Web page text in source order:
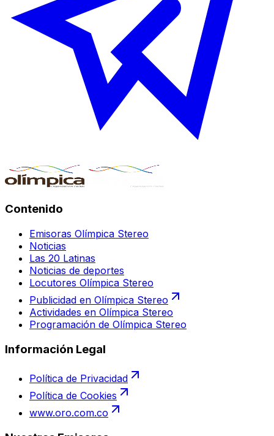
Contenido
Emisoras Olímpica Stereo
Noticias
Las 20 Latinas
Noticias de deportes
Locutores Olímpica Stereo
Publicidad en Olímpica Stereo
Actividades en Olímpica Stereo
Programación de Olímpica Stereo
Información Legal
Política de Privacidad
Política de Cookies
www.oro.com.co